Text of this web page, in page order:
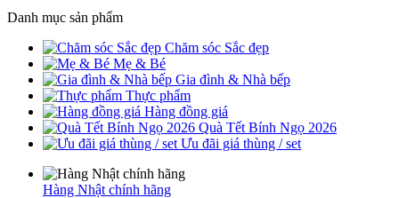
Danh mục sản phẩm
Chăm sóc Sắc đẹp
Mẹ & Bé
Gia đình & Nhà bếp
Thực phẩm
Hàng đồng giá
Quà Tết Bính Ngọ 2026
Ưu đãi giá thùng / set
Hàng Nhật chính hãng